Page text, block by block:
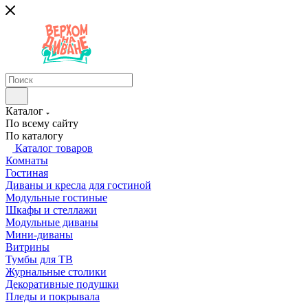
Каталог
По всему сайту
По каталогу
Каталог товаров
Комнаты
Гостиная
Диваны и кресла для гостиной
Модульные гостиные
Шкафы и стеллажи
Модульные диваны
Мини-диваны
Витрины
Тумбы для ТВ
Журнальные столики
Декоративные подушки
Пледы и покрывала